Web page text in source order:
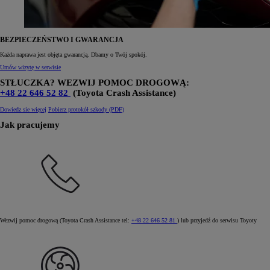
BEZPIECZEŃSTWO I GWARANCJA
Każda naprawa jest objęta gwarancją. Dbamy o Twój spokój.
Umów wizytę w serwisie
STŁUCZKA? WEZWIJ POMOC DROGOWĄ:
+48 22 646 52 82 (Toyota Crash Assistance)
Dowiedz sie więcej Pobierz protokół szkody (PDF)
Jak pracujemy
Wezwij pomoc drogową (Toyota Crash Assistance tel: +48 22 646 52 81 ) lub przyjedź do serwisu Toyoty